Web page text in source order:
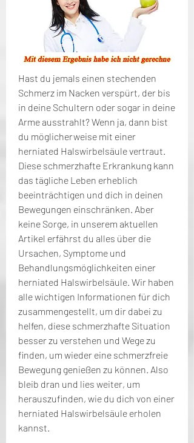
Hast du jemals einen stechenden
Schmerz im Nacken verspürt, der bis
in deine Schultern oder sogar in deine
Arme ausstrahlt? Wenn ja, dann bist
du möglicherweise mit einer
herniated Halswirbelsäule vertraut.
Diese schmerzhafte Erkrankung kann
das tägliche Leben erheblich
beeinträchtigen und dich in deinen
Bewegungen einschränken. Aber
keine Sorge, in unserem aktuellen
Artikel erfährst du alles über die
Ursachen, Symptome und
Behandlungsmöglichkeiten einer
herniated Halswirbelsäule. Wir haben
alle wichtigen Informationen für dich
zusammengestellt, um dir dabei zu
helfen, diese schmerzhafte Situation
besser zu verstehen und Wege zu
finden, um wieder eine schmerzfreie
Bewegung genießen zu können. Also
bleib dran und lies weiter, um
herauszufinden, wie du dich von einer
herniated Halswirbelsäule erholen
kannst.